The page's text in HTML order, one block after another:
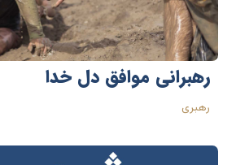
رهبرانی موافق دل خدا
رهبری